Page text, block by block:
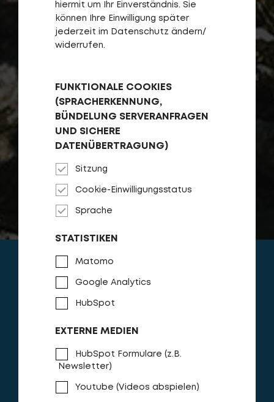
hiermit um Ihr Einverständnis. Sie
können Ihre Einwilligung später
jederzeit im Datenschutz ändern/
widerrufen.
FUNKTIONALE COOKIES
(SPRACHERKENNUNG,
BÜNDELUNG SERVERANFRAGEN
UND SICHERE
DATENÜBERTRAGUNG)
Sitzung
Cookie-Einwilligungsstatus
Sprache
STATISTIKEN
Matomo
Google Analytics
HubSpot
EXTERNE MEDIEN
HubSpot Formulare (z.B.
Newsletter)
Youtube (Videos abspielen)